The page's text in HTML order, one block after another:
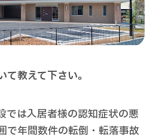
教えて下さい。
では入居者様の認知症状の悪
で年間数件の転倒・転落事故